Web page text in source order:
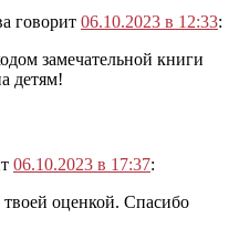
говорит 06.10.2023 в 12:33:
замечательной книги
детям!
06.10.2023 в 17:37:
оценкой. Спасибо